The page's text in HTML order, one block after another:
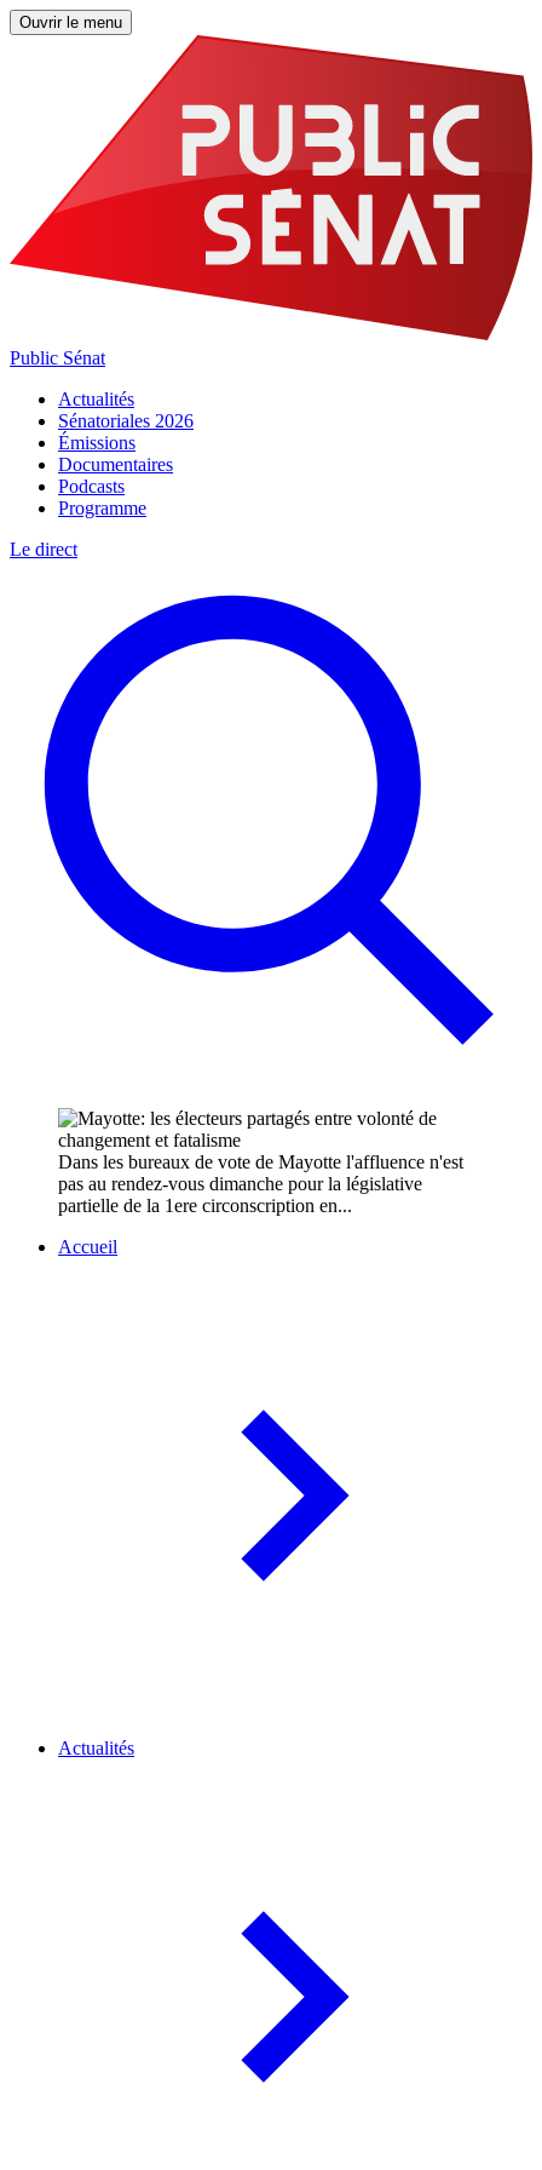
Ouvrir le menu
Public Sénat
Actualités
Sénatoriales 2026
Émissions
Documentaires
Podcasts
Programme
Le direct
Dans les bureaux de vote de Mayotte l'affluence n'est
pas au rendez-vous dimanche pour la législative
partielle de la 1ere circonscription en...
Accueil
Actualités